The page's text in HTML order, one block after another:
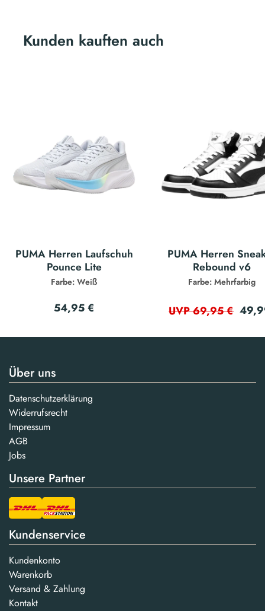
Kunden kauften auch
PUMA Herren Laufschuh
Pounce Lite
Farbe: Weiß
54,95 €
PUMA Herren
Rebound v6
Farbe: Mehrfarbig
UVP 69,95 €
Über uns
Datenschutzerklärung
Widerrufsrecht
Impressum
AGB
Jobs
Unsere Partner
Kundenservice
Kundenkonto
Warenkorb
Versand & Zahlung
Kontakt